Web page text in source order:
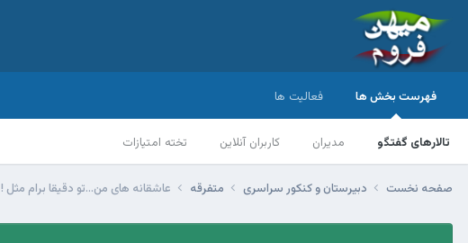
فهرست بخش ها
تالارهای گفتگو مدیران کاربران آنلاین تخته امتیازات
فعالیت ها
صفحه نخست دبیرستان و کنکور سراسری متفرقه عاشقانه های من...تو دقیقا برام مثل !